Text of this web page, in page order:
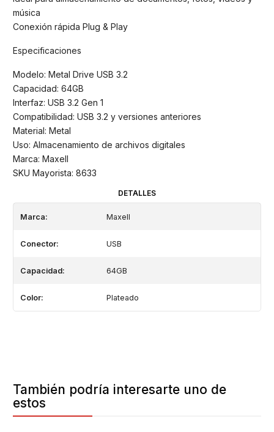
música
Conexión rápida Plug & Play
Especificaciones
Modelo: Metal Drive USB 3.2
Capacidad: 64GB
Interfaz: USB 3.2 Gen 1
Compatibilidad: USB 3.2 y versiones anteriores
Material: Metal
Uso: Almacenamiento de archivos digitales
Marca: Maxell
SKU Mayorista: 8633
DETALLES
Marca: Maxell
Conector: USB
Capacidad: 64GB
Color: Plateado
También podría interesarte uno de
estos